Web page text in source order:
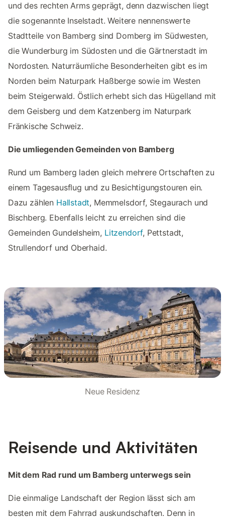
und des rechten Arms geprägt, denn dazwischen liegt
die sogenannte Inselstadt. Weitere nennenswerte
Stadtteile von Bamberg sind Domberg im Südwesten,
die Wunderburg im Südosten und die Gärtnerstadt im
Nordosten. Naturräumliche Besonderheiten gibt es im
Norden beim Naturpark Haßberge sowie im Westen
beim Steigerwald. Östlich erhebt sich das Hügelland mit
dem Geisberg und dem Katzenberg im Naturpark
Fränkische Schweiz.
Die umliegenden Gemeinden von Bamberg
Rund um Bamberg laden gleich mehrere Ortschaften zu
einem Tagesausflug und zu Besichtigungstouren ein.
Dazu zählen Hallstadt, Memmelsdorf, Stegaurach und
Bischberg. Ebenfalls leicht zu erreichen sind die
Gemeinden Gundelsheim, Litzendorf, Pettstadt,
Strullendorf und Oberhaid.
Neue Residenz
Reisende und Aktivitäten
Mit dem Rad rund um Bamberg unterwegs sein
Die einmalige Landschaft der Region lässt sich am
besten mit dem Fahrrad auskundschaften. Denn in